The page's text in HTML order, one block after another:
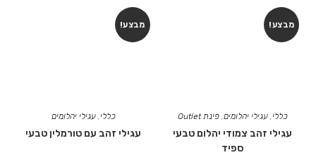
מבצע!
כללי ,עגילי יהלומים
עגילי זהב עם טורמלין טבעי
מבצע!
כללי ,עגילי יהלומים ,פינת Outlet
עגילי זהב צמודי יהלום טבעי
ספיד